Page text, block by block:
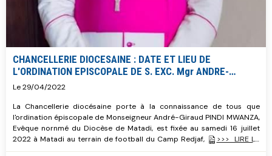
CHANCELLERIE DIOCESAINE : DATE ET LIEU DE
L'ORDINATION EPISCOPALE DE S. EXC. Mgr ANDRE-
GIRAUD PINDI
Le 29/04/2022
La Chancellerie diocésaine porte à la connaissance de tous que
l'ordination épiscopale de Monseigneur André-Giraud PINDI MWANZA,
Evêque nornmé du Diocèse de Matadi, est fixée au samedi 16 juillet
2022 à Matadi au terrain de football du Camp Redjaf,
>>> LIRE LA
SUITE ....